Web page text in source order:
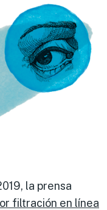
la prensa
filtración en línea